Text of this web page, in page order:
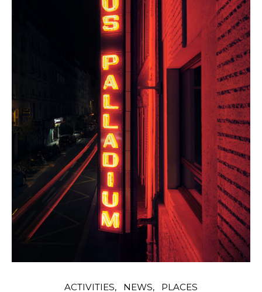
ACTIVITIES NEWS PLACES